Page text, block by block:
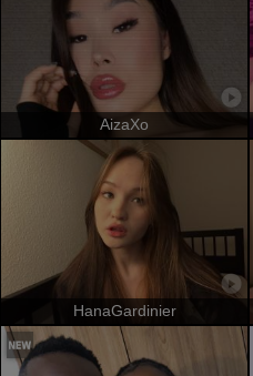
AizaXo
HanaGardinier